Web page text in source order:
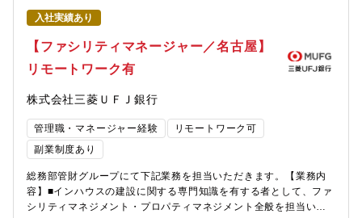
プトップ型PCが貸与され、様々な場所で勤務可能休暇関連：ほぼ
全員が有休を年度16日以上取得、2歳未満の子がいる男性ほぼ全員
が約1ヶ月の育児参画を目的とした休業・休暇を取得【キャリアパ
スイメージ】・入行後1年目：管財グループにて担当物件を持ち、
業務の一連の流れや全体像をキャッチアップ・入行後2～3年目：
の設備更改施策、工事体制を整備する企画、等）・入行後3年目
～：経験と志向に応じ、同グループはもちろんのこと、ファシリ
ティに関わる他部署でご経験を積むことも可能【魅力】・メガバ
ンクとしての事業規模・物件数に関わることができます。・不動
産購入から建物建設、維持管理まで様々な工程に関わることがで
きます。～近年のプロジェクト～・丸の内本館の建替、約半世紀
ぶりのビックプロジェクトや店舗の次世代化に向けた改革に取り
組み中です。・次期中計のプロジェクトにも参画いただきます。
入社実績あり
【ファシリティマネージャー／名古屋】
リモートワーク有
株式会社三菱ＵＦＪ銀行
管理職・マネージャー経験
リモートワーク可
副業制度あり
総務部管財グループにて下記業務を担当いただきます。【業務内
容】■インハウスの建設に関する専門知識を有する者として、ファ
シリティマネジメント・プロパティマネジメント全般を担当いた